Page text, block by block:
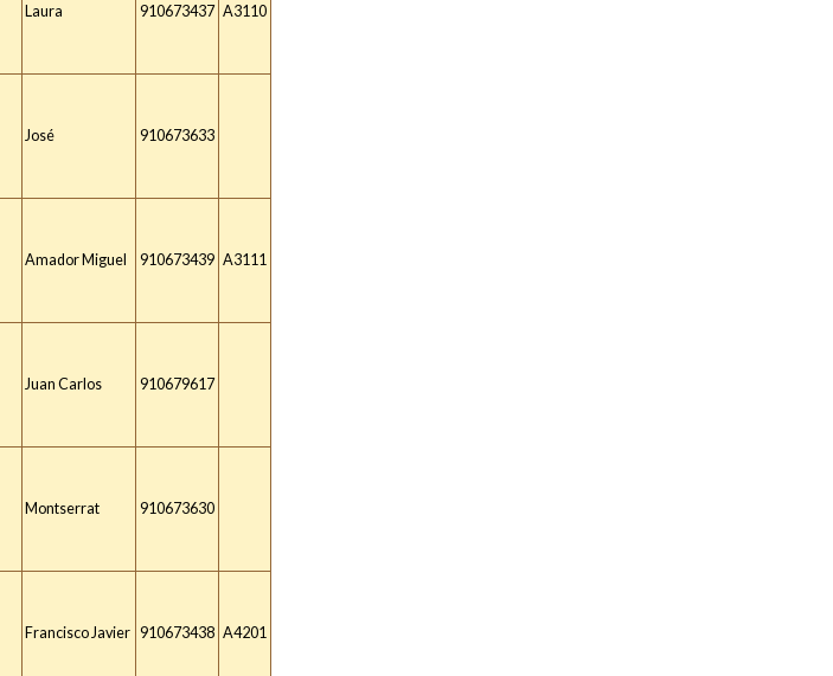
Laura 910673437 A3110
José 910673633
Amador Miguel 910673439 A3111
Juan Carlos 910679617
Montserrat 910673630
Francisco Javier 910673438 A4201